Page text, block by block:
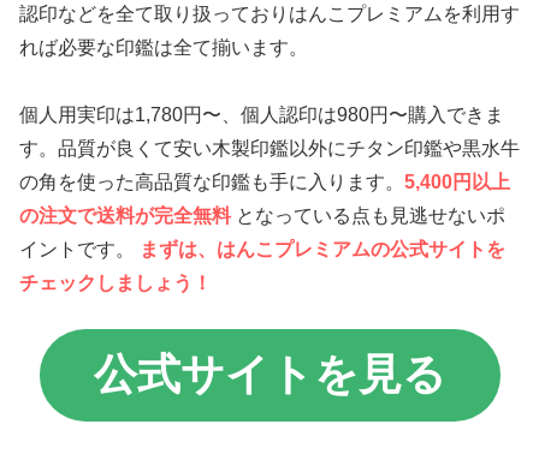
認印などを全て取り扱っておりはんこプレミアムを利用す
れば必要な印鑑は全て揃います。
個人用実印は1,780円〜、個人認印は980円〜購入できま
す。品質が良くて安い木製印鑑以外にチタン印鑑や黒水牛
の角を使った高品質な印鑑も手に入ります。 5,400円以上
の注文で送料が完全無料となっている点も見逃せないポ
イントです。
まずは、はんこプレミアムの公式サイトを
チェックしましょう！
公式サイトを見る